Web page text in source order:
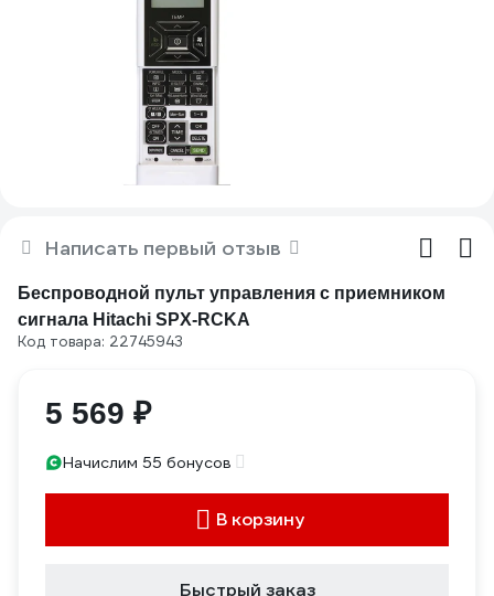
Написать первый отзыв
Беспроводной пульт управления с приемником
сигнала Hitachi SPX-RCKA
Код товара: 22745943
5 569 ₽
Начислим 55 бонусов
В корзину
Быстрый заказ